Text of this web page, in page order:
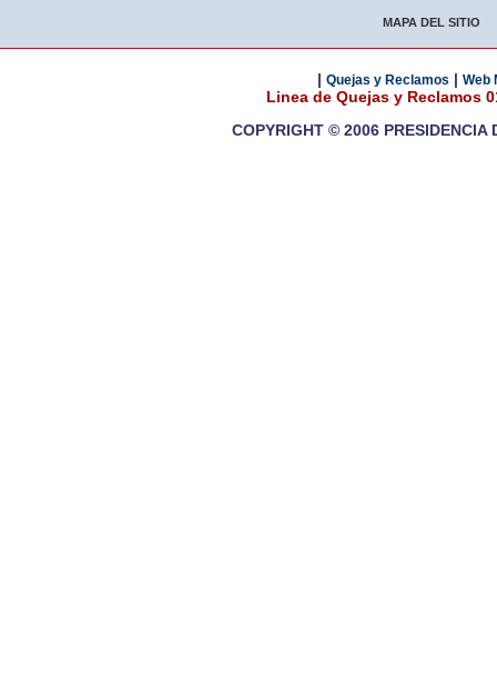
MAPA DEL SITIO
| Quejas y Reclamos | Web
Linea de Quejas y Reclamos
COPYRIGHT © 2006 PRESIDENCIA